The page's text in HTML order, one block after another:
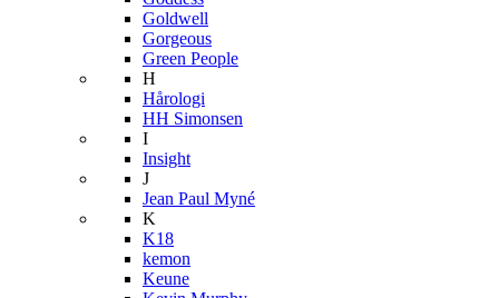
Goldwell
Gorgeous
Green People
H
Hårologi
HH Simonsen
I
Insight
J
Jean Paul Myné
K
K18
kemon
Keune